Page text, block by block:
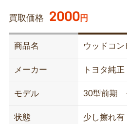
買取価格 2000円
商品名 ウッドコ
メーカー トヨタ純正
モデル 30型前期
状態 少し擦れ有